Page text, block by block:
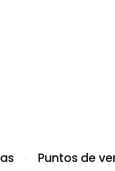
Puntos de